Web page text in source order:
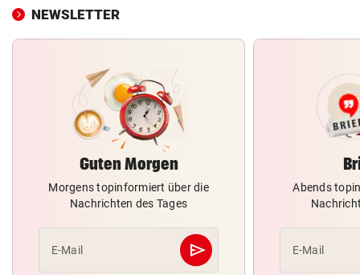
NEWSLETTER
Guten Morgen
Morgens topinformiert über die
Nachrichten des Tages
E-Mail send
Abschicken
Abends
E-Mail